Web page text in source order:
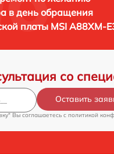
в день обращения
платы MSI A88XM-
со
Оставить
Вы соглашаетесь c политикой